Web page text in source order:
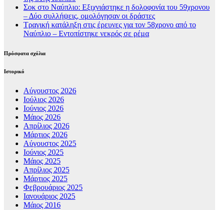
Σοκ στο Ναύπλιο: Εξιχνιάστηκε η δολοφονία του 59χρονου
– Δύο συλλήψεις, ομολόγησαν οι δράστες
Τραγική κατάληξη στις έρευνες για τον 58χρονο από το
Ναύπλιο – Εντοπίστηκε νεκρός σε ρέμα
Πρόσφατα σχόλια
Ιστορικό
Αύγουστος 2026
Ιούλιος 2026
Ιούνιος 2026
Μάιος 2026
Απρίλιος 2026
Μάρτιος 2026
Αύγουστος 2025
Ιούνιος 2025
Μάιος 2025
Απρίλιος 2025
Μάρτιος 2025
Φεβρουάριος 2025
Ιανουάριος 2025
Μάιος 2016